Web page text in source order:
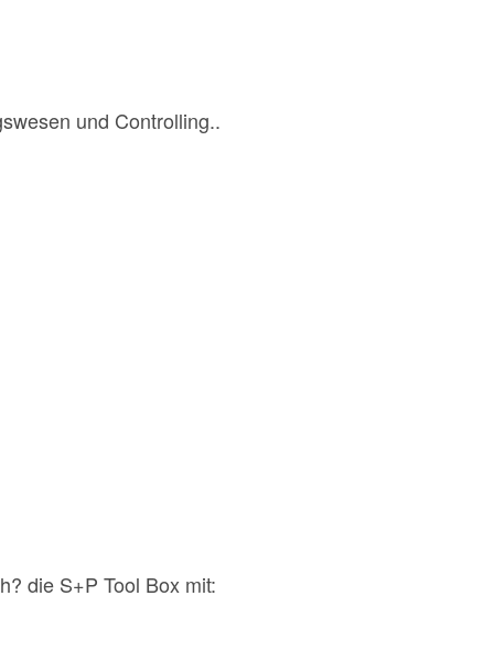
und Controlling..
die S+P Tool Box mit: